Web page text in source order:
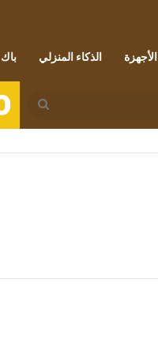
الأجهزة الذكاء المنزلي
بحث
عن